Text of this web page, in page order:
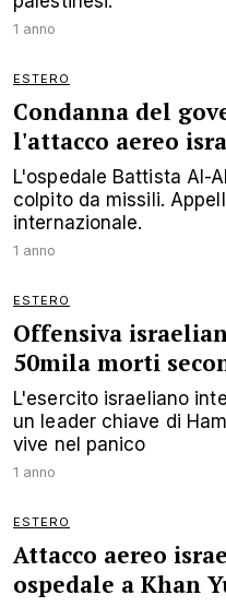
1 anno
ESTERO
Condanna del
l'attacco aereo
L'ospedale Battista Al-
colpito da missili.
internazionale.
1 anno
ESTERO
Offensiva
50mila morti
L'esercito israeliano
un leader chiave di
vive nel panico
1 anno
ESTERO
Attacco aereo
ospedale a Khan